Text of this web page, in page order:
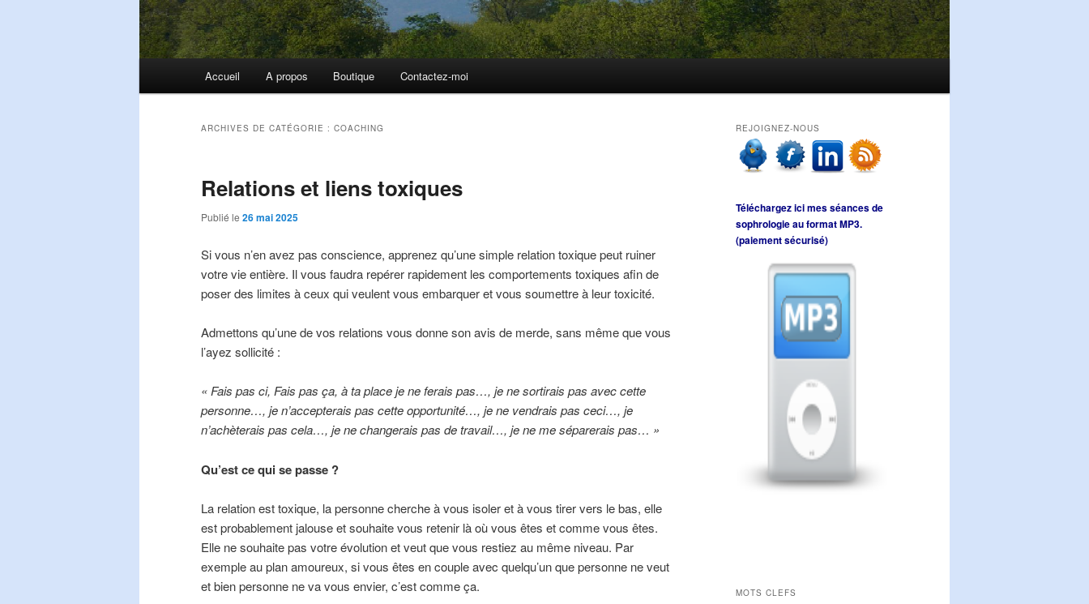
Accueil A propos Boutique Contactez-moi
ARCHIVES DE CATÉGORIE : COACHING
Relations et liens toxiques
Publié le 26 mai 2025
Si vous n’en avez pas conscience, apprenez qu’une simple relation toxique peut ruiner
votre vie entière. Il vous faudra repérer rapidement les comportements toxiques afin de
poser des limites à ceux qui veulent vous embarquer et vous soumettre à leur toxicité.
Admettons qu’une de vos relations vous donne son avis de merde, sans même que vous
l’ayez sollicité :
« Fais pas ci, Fais pas ça, à ta place je ne ferais pas…, je ne sortirais pas avec cette
personne…, je n’accepterais pas cette opportunité…, je ne vendrais pas ceci…, je
n’achèterais pas cela…, je ne changerais pas de travail…, je ne me séparerais pas… »
Qu’est ce qui se passe ?
La relation est toxique, la personne cherche à vous isoler et à vous tirer vers le bas, elle
est probablement jalouse et souhaite vous retenir là où vous êtes et comme vous êtes.
Elle ne souhaite pas votre évolution et veut que vous restiez au même niveau. Par
exemple au plan amoureux, si vous êtes en couple avec quelqu’un que personne ne veut
et bien personne ne va vous envier, c’est comme ça.
REJOIGNEZ-NOUS
Téléchargez ici mes séances de
sophrologie au format MP3.
(paiement sécurisé)
MOTS CLEFS